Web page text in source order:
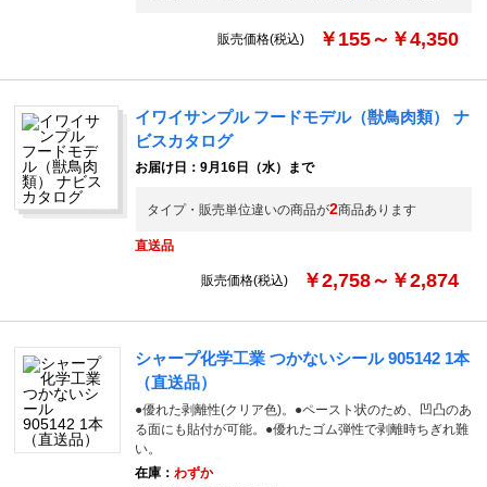
販売価格(税込) ￥155～￥4,350
イワイサンプル フードモデル（獣鳥肉類） ナ
ビスカタログ
お届け日：9月16日（水）まで
タイプ・販売単位違いの商品が2商品あります
直送品
販売価格(税込) ￥2,758～￥2,874
シャープ化学工業 つかないシール 905142 1本
（直送品）
●優れた剥離性(クリア色)。●ペースト状のため、凹凸のあ
る面にも貼付が可能。●優れたゴム弾性で剥離時ちぎれ難
い。
在庫： わずか